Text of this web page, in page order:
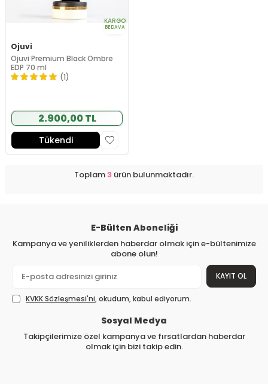
KARGO
BEDAVA
Ojuvi
Ojuvi Premium Black Ombre
EDP 70 ml
(1)
2.900,00 TL
Tükendi
Toplam3 ürün bulunmaktadır.
E-Bülten Aboneliği
Kampanya ve yeniliklerden haberdar olmak için e-bültenimize
abone olun!
KAYIT OL
KVKK Sözleşmesi'ni, okudum, kabul ediyorum.
Sosyal Medya
Takipçilerimize özel kampanya ve fırsatlardan haberdar
olmak için bizi takip edin.